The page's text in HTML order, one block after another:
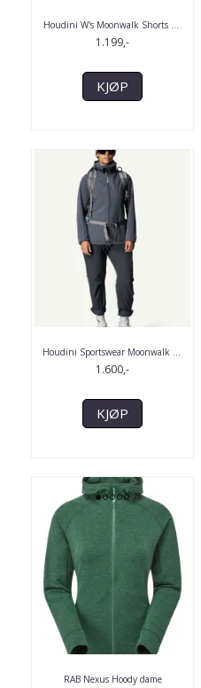
Houdini W's Moonwalk Shorts ...
1.199,-
KJØP
Houdini Sportswear Moonwalk ...
1.600,-
KJØP
RAB Nexus Hoody dame